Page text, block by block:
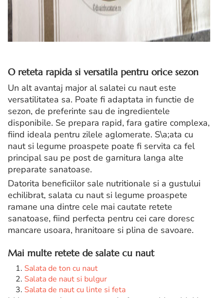
O reteta rapida si versatila pentru orice sezon
Un alt avantaj major al salatei cu naut este
versatilitatea sa. Poate fi adaptata in functie de
sezon, de preferinte sau de ingredientele
disponibile. Se prepara rapid, fara gatire complexa,
fiind ideala pentru zilele aglomerate. S\a;ata cu
naut si legume proaspete poate fi servita ca fel
principal sau pe post de garnitura langa alte
preparate sanatoase.
Datorita beneficiilor sale nutritionale si a gustului
echilibrat, salata cu naut si legume proaspete
ramane una dintre cele mai cautate retete
sanatoase, fiind perfecta pentru cei care doresc
mancare usoara, hranitoare si plina de savoare.
Mai multe retete de salate cu naut
Salata de ton cu naut
Salata de naut si bulgur
Salata de naut cu linte si feta